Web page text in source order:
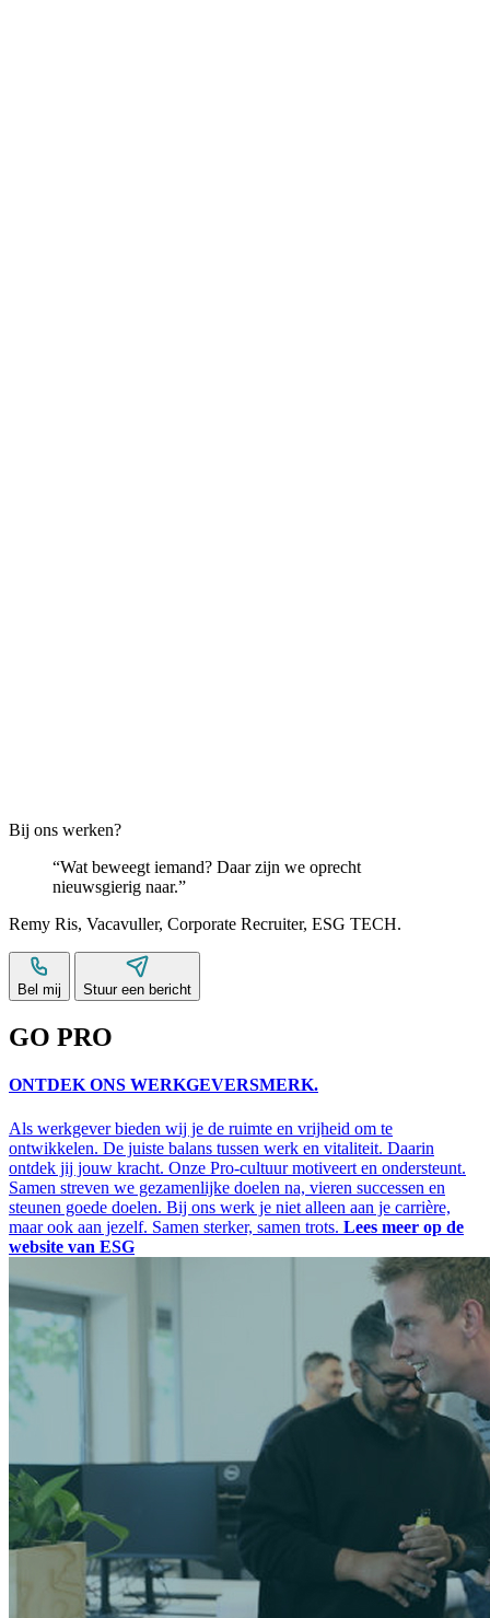
Bij ons werken?
Wat beweegt iemand? Daar zijn we oprecht
nieuwsgierig naar.
Remy Ris, Vacavuller, Corporate Recruiter, ESG TECH.
Bel mij Stuur een bericht
GO PRO
ONTDEK ONS WERKGEVERSMERK.
Als werkgever bieden wij je de ruimte en vrijheid om te
ontwikkelen. De juiste balans tussen werk en vitaliteit. Daarin
ontdek jij jouw kracht. Onze Pro-cultuur motiveert en ondersteunt.
Samen streven we gezamenlijke doelen na, vieren successen en
steunen goede doelen. Bij ons werk je niet alleen aan je carrière,
maar ook aan jezelf. Samen sterker, samen trots. Lees meer op de
website van ESG